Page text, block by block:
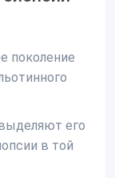
поколение
его
в той